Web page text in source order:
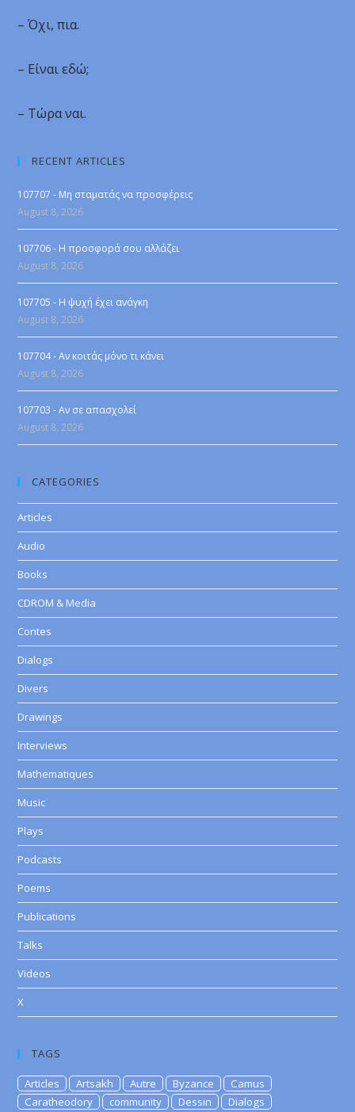
– Όχι, πια.
– Είναι εδώ;
– Τώρα ναι.
RECENT ARTICLES
107707 - Μη σταματάς να προσφέρεις
August 8, 2026
107706 - Η προσφορά σου αλλάζει
August 8, 2026
107705 - Η ψυχή έχει ανάγκη
August 8, 2026
107704 - Αν κοιτάς μόνο τι κάνει
August 8, 2026
107703 - Αν σε απασχολεί
August 8, 2026
CATEGORIES
Articles
Audio
Books
CDROM & Media
Contes
Dialogs
Divers
Drawings
Interviews
Mathematiques
Music
Plays
Podcasts
Poems
Publications
Talks
Videos
X
TAGS
Articles Artsakh Autre Byzance
Camus
Caratheodory
community Dessin
Dialogs